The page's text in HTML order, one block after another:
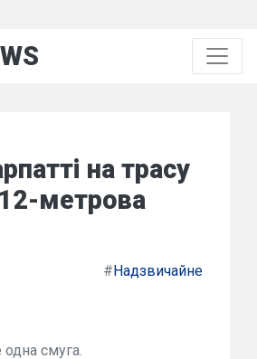
на трасу
метрова
#Надзвичайне
смуга.